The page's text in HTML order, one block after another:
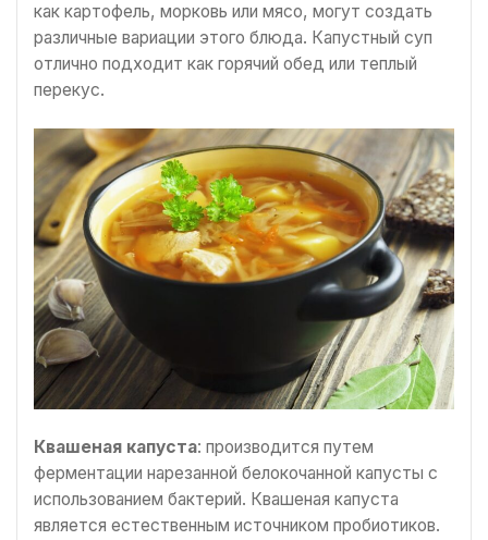
как картофель, морковь или мясо, могут создать
различные вариации этого блюда. Капустный суп
отлично подходит как горячий обед или теплый
перекус.
Квашеная капуста: производится путем
ферментации нарезанной белокочанной капусты с
использованием бактерий. Квашеная капуста
является естественным источником пробиотиков.